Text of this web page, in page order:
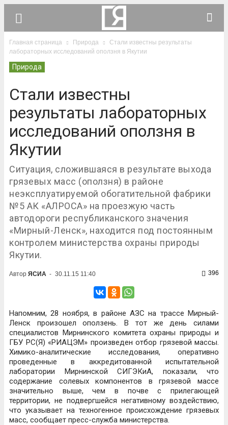
Главная страница Природа
Стали известны результаты
лабораторных исследований оползня в Якутии
Природа
Стали известны
результаты лабораторных
исследований оползня в
Якутии
Ситуация, сложившаяся в результате выхода
грязевых масс (оползня) в районе
неэксплуатируемой обогатительной фабрики
№5 АК «АЛРОСА» на проезжую часть
автодороги республиканского значения
«Мирный-Ленск», находится под постоянным
контролем министерства охраны природы
Якутии.
Автор ЯСИА - 30.11.15 11:40 396
Напомним, 28 ноября, в районе АЗС на трассе Мирный-
Ленск произошел оползень. В тот же день силами
специалистов Мирнинского комитета охраны природы и
ГБУ РС(Я) «РИАЦЭМ» произведен отбор грязевой массы.
Химико-аналитические исследования, оперативно
проведенные в аккредитованной испытательной
лаборатории Мирнинской СИГЭКиА, показали, что
содержание солевых компонентов в грязевой массе
значительно выше, чем в почве с прилегающей
территории, не подвергшейся негативному воздействию,
что указывает на техногенное происхождение грязевых
масс, сообщает пресс-служба министерства.